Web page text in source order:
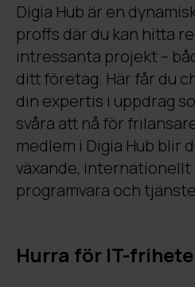
Digia Hub är en
proffs där du kan hitta
intressanta projekt –
ditt företag. Här får du
din expertis i uppdrag
svåra att nå för
medlem i Digia Hub blir
växande,
programvara och
Hurra för IT-